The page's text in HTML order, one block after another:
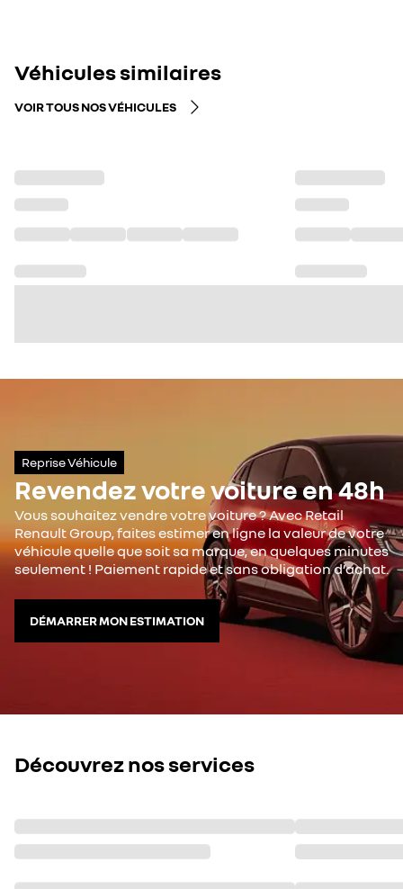
Véhicules similaires
VOIR TOUS NOS VÉHICULES
Reprise Véhicule
Revendez votre voiture en 48h
Vous souhaitez vendre votre voiture ? Avec Retail
Renault Group, faites estimer en ligne la valeur de votre
véhicule quelle que soit sa marque, en quelques minutes
seulement ! Paiement rapide et sans obligation d’achat.
DÉMARRER MON ESTIMATION
Découvrez nos services